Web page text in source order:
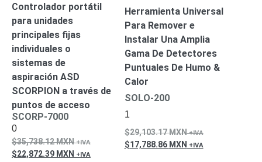
Micro
SDServidores
de
Aplicación
de Estado
Sólido
(SSD)
Software
VMS y
EPCOM
CloudHIKVISION
Controlador portátil
para unidades
principales fijas
individuales o
sistemas de
aspiración ASD
SCORPION a través de
puntos de acceso
SCORP-7000
0
35,738.12MXN
22,872.39 MXN
Herramienta Universal
Para Remover e
Instalar Una Amplia
Gama De Detectores
Puntuales De Humo &
Calor
SOLO-200
1
29,103.17MXN
17,788.86 MXN